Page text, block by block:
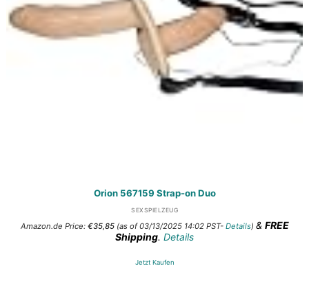
Orion 567159 Strap-on Duo
SEXSPIELZEUG
Amazon.de Price: €35,85(as of 03/13/2025 14:02 PST- Details) & FREE
Shipping. Details
Jetzt Kaufen